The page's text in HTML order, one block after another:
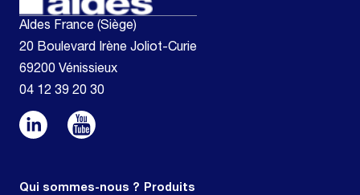
Aldes France (Siège)
20 Boulevard Irène Joliot-Curie
69200 Vénissieux
04 12 39 20 30
Qui sommes-nous ? Produits